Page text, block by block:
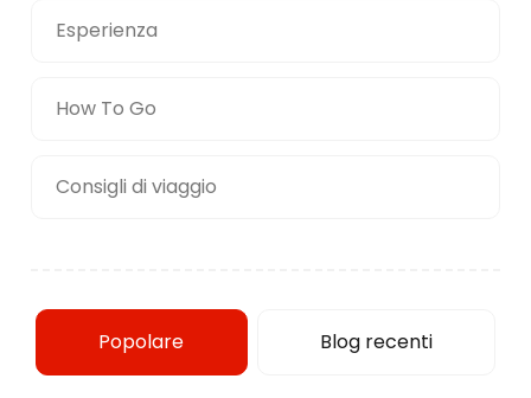
Esperienza
How To Go
Consigli di viaggio
Popolare Blog recenti